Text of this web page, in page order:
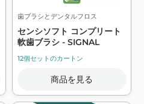
歯ブラシとデンタルフロス
センシソフト コンプリート
軟歯ブラシ - SIGNAL
12個セットのカートン
商品を見る